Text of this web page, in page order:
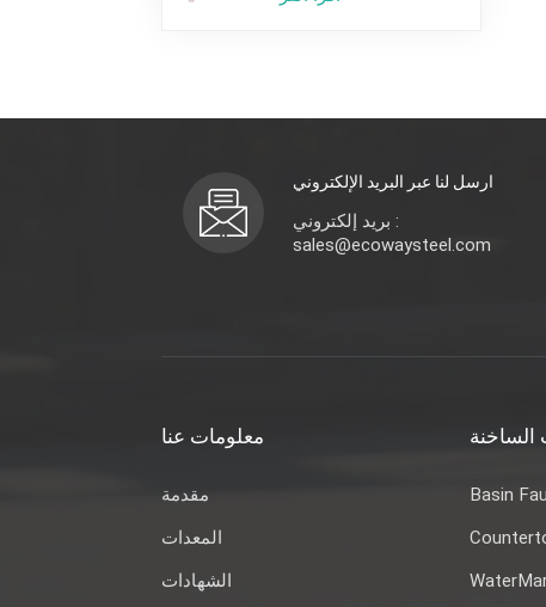
ارسل لنا عبر البريد الإلكتروني
بريد إلكتروني :
sales@ecowaysteel.com
معلومات عنا
مقدمة
المعدات
الشهادات
الساخنة
Basin